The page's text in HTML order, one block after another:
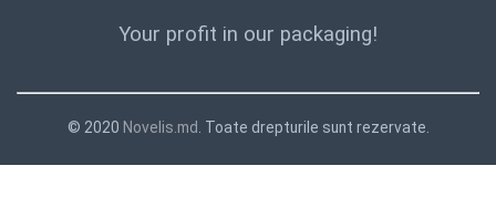
Your profit in our packaging!
© 2020 Novelis.md . Toate drepturile sunt rezervate.